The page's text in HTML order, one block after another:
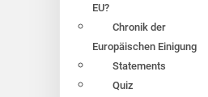
EU?
Chronik der
Europäischen Einigung
Statements
Quiz